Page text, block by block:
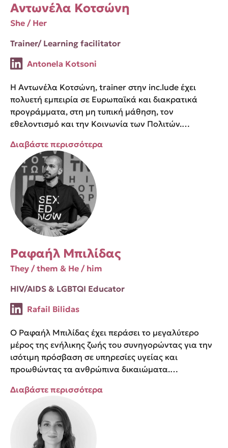
Αντωνέλα Κοτσώνη
She / Her
Trainer/ Learning facilitator
Antonela Kotsoni
Η Αντωνέλα Κοτσώνη, trainer στην inc.lude έχει
πολυετή εμπειρία σε Ευρωπαϊκά και διακρατικά
προγράμματα, στη μη τυπική μάθηση, τον
εθελοντισμό και την Κοινωνία των Πολιτών.…
Διαβάστε περισσότερα
Ραφαήλ Μπιλίδας
They / them & He / him
HIV/AIDS & LGBTQI Educator
Rafail Bilidas
Ο Ραφαήλ Μπιλίδας έχει περάσει το μεγαλύτερο
μέρος της ενήλικης ζωής του συνηγορώντας για την
ισότιμη πρόσβαση σε υπηρεσίες υγείας και
προωθώντας τα ανθρώπινα δικαιώματα.…
Διαβάστε περισσότερα